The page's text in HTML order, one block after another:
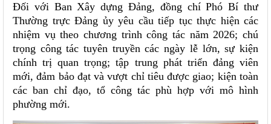
Đối với Ban Xây dựng Đảng, đồng chí Phó Bí thư
Thường trực Đảng ủy yêu cầu tiếp tục thực hiện các
nhiệm vụ theo chương trình công tác năm 2026; chú
trọng công tác tuyên truyền các ngày lễ lớn, sự kiện
chính trị quan trọng; tập trung phát triển đảng viên
mới, đảm bảo đạt và vượt chỉ tiêu được giao; kiện toàn
các ban chỉ đạo, tổ công tác phù hợp với mô hình
phường mới.